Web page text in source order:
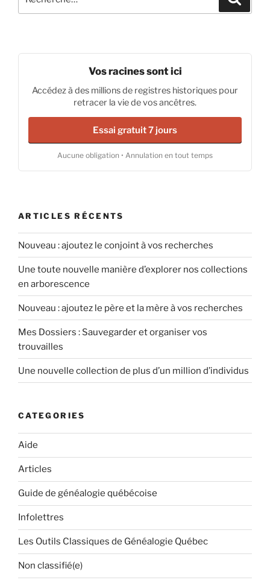
pour
Vos racines sont ici
Accédez à des millions de registres historiques pour
retracer la vie de vos ancêtres.
Essai gratuit 7 jours
Aucune obligation • Annulation en tout temps
ARTICLES RÉCENTS
Nouveau : ajoutez le conjoint à vos recherches
Une toute nouvelle manière d’explorer nos collections
en arborescence
Nouveau : ajoutez le père et la mère à vos recherches
Mes Dossiers : Sauvegarder et organiser vos
trouvailles
Une nouvelle collection de plus d’un million d’individus
CATEGORIES
Aide
Articles
Guide de généalogie québécoise
Infolettres
Les Outils Classiques de Généalogie Québec
Non classifié(e)